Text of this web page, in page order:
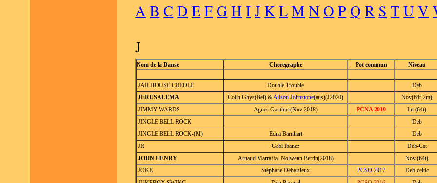
A B C D E F G H I J K L M N O P Q R S T U V
J
Nom de la Danse Choregraphe Pot commun Niveau
JAILHOUSE CREOLE Double Trouble
Deb
JERUSALEMA
Colin Ghys(Bel) &Alison Johnstone(aus)(J2020)
Nov(64t-2m)
JIMMY WARDS
Agnes Gauthier(Nov 2018) PCNA 2019
Int (64t)
JINGLE BELL ROCK
Deb
JINGLE BELL ROCK-(M)
Edna Barnhart
Deb
JR
Gabi Ibanez
Deb-Cat
JOHN HENRY
Arnaud Marraffa- Nolwenn Bertin(2018)
Nov (64t)
JOKE
Stéphane Debaisieux PCSO 2017
Deb-celtic